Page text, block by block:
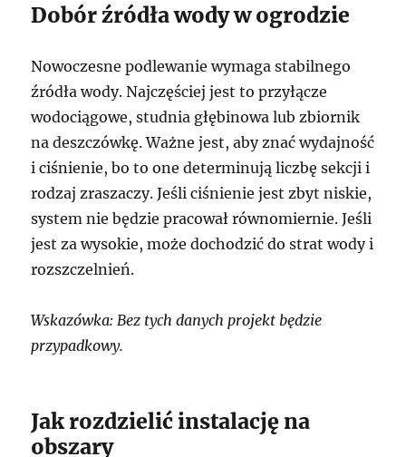
Dobór źródła wody w ogrodzie
Nowoczesne podlewanie wymaga stabilnego
źródła wody. Najczęściej jest to przyłącze
wodociągowe, studnia głębinowa lub zbiornik
na deszczówkę. Ważne jest, aby znać wydajność
i ciśnienie, bo to one determinują liczbę sekcji i
rodzaj zraszaczy. Jeśli ciśnienie jest zbyt niskie,
system nie będzie pracował równomiernie. Jeśli
jest za wysokie, może dochodzić do strat wody i
rozszczelnień.
Wskazówka: Bez tych danych projekt będzie
przypadkowy.
Jak rozdzielić instalację na
obszary